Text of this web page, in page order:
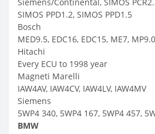
SIMOS PPD1.2, SIMOS PPD1.5
Bosch
MED9.5, EDC16, EDC15, ME7,
Hitachi
Every ECU to 1998 year
Magneti Marelli
IAW4AV, IAW4CV, IAW4LV, IAW4MV
Siemens
5WP4 340, 5WP4 167, 5WP4 457,
BMW